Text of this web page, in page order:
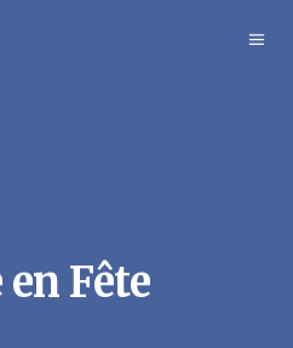
en Fête